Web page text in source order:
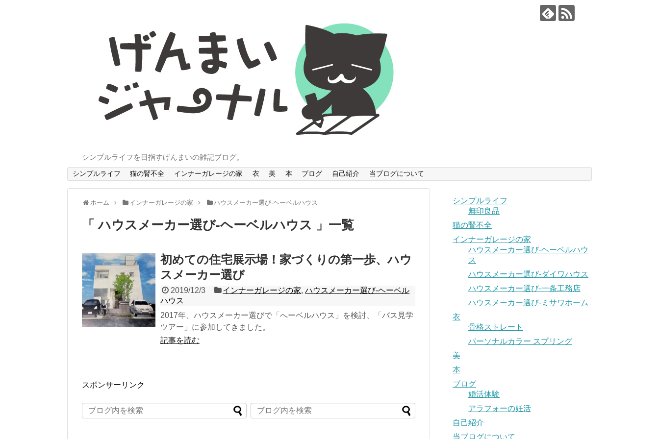
シンプルライフを目指すげんまいの雑記ブログ。
シンプルライフ 猫の腎不全 インナーガレージの家 衣 美 本 ブログ 自己紹介 当ブログについて
ホーム インナーガレージの家 ハウスメーカー選び-ヘーベルハウス
「 ハウスメーカー選び-ヘーベルハウス 」一覧
初めての住宅展示場！家づくりの第一歩、ハウ
スメーカー選び
2019/12/3 インナーガレージの家,ハウスメーカー選び-ヘーベル
ハウス
2017年、ハウスメーカー選びで「へーベルハウス」を検討、「バス見学
ツアー」に参加してきました。
記事を読む
スポンサーリンク
シンプルライフ
無印良品
猫の腎不全
インナーガレージの家
ハウスメーカー選び-ヘーベルハウ
ス
ハウスメーカー選び-ダイワハウス
ハウスメーカー選び-一条工務店
ハウスメーカー選び-ミサワホーム
衣
骨格ストレート
パーソナルカラー スプリング
美
本
ブログ
婚活体験
アラフォーの妊活
自己紹介
当ブログについて